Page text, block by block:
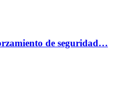
de seguridad…